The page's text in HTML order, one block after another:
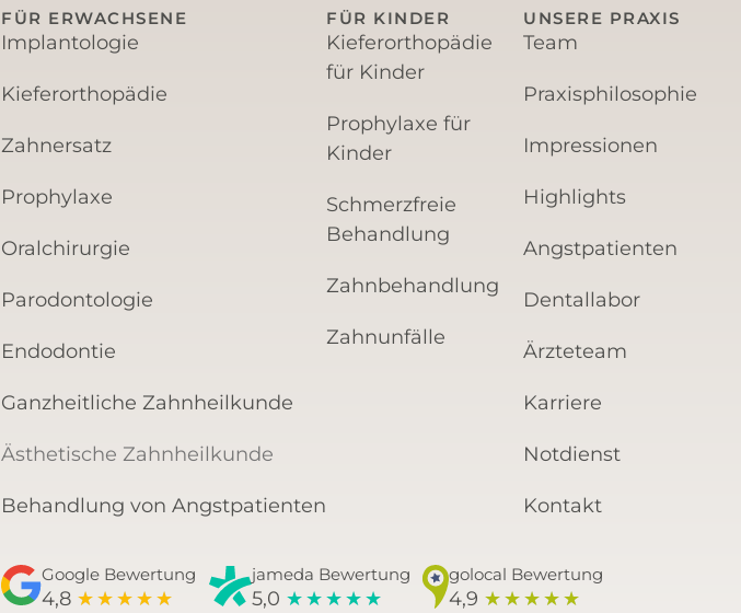
FÜR ERWACHSENE
Implantologie
Kieferorthopädie
Zahnersatz
Prophylaxe
Oralchirurgie
Parodontologie
Endodontie
Ganzheitliche Zahnheilkunde
Ästhetische Zahnheilkunde
Behandlung von Angstpatienten
FÜR KINDER
Kieferorthopädie
für Kinder
Prophylaxe für
Kinder
Schmerzfreie
Behandlung
Zahnbehandlung
Zahnunfälle
UNSERE PRAXIS
Team
Praxisphilosophie
Impressionen
Highlights
Angstpatienten
Dentallabor
Ärzteteam
Karriere
Notdienst
Kontakt
Google Bewertung
4,8 ★ ★ ★ ★ ★
jameda Bewertung
5,0 ★ ★ ★ ★ ★
golocal Bewertung
4,9 ★ ★ ★ ★ ★